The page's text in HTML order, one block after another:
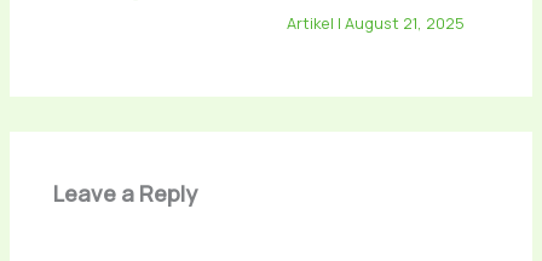
Artikel | August 21, 2025
Leave a Reply